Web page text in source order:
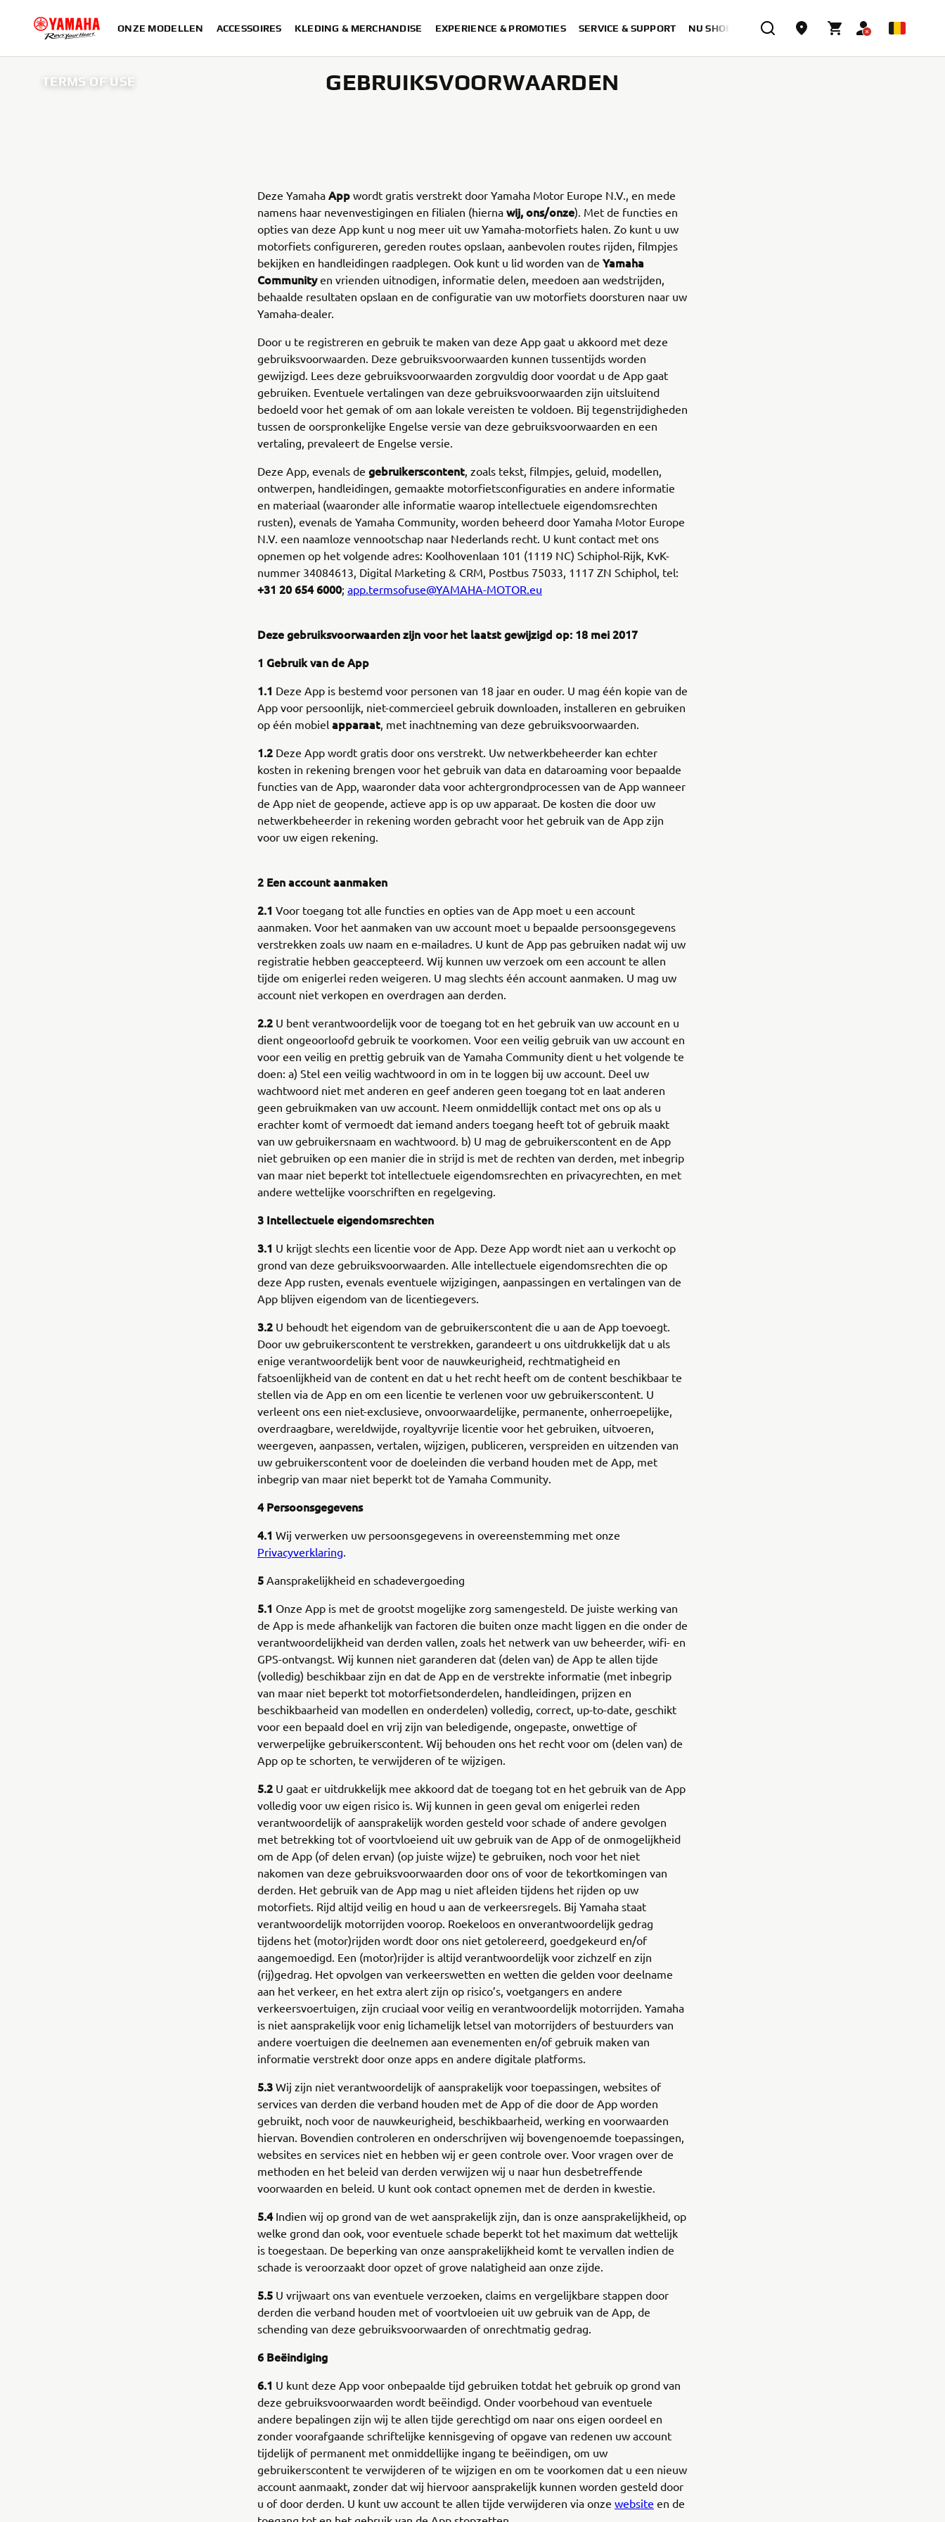
ONZE MODELLEN ACCESSOIRES KLEDING & MERCHANDISE EXPERIENCE & PROMOTIES SERVICE & SUPPORT NU SHOPPEN
TERMS OF USE GEBRUIKSVOORWAARDEN
Deze Yamaha App wordt gratis verstrekt door Yamaha Motor Europe N.V., en mede
namens haar nevenvestigingen en filialen (hierna wij, ons/onze). Met de functies en
opties van deze App kunt u nog meer uit uw Yamaha-motorfiets halen. Zo kunt u uw
motorfiets configureren, gereden routes opslaan, aanbevolen routes rijden, filmpjes
bekijken en handleidingen raadplegen. Ook kunt u lid worden van de Yamaha
Communityen vrienden uitnodigen, informatie delen, meedoen aan wedstrijden,
behaalde resultaten opslaan en de configuratie van uw motorfiets doorsturen naar uw
Yamaha-dealer.
Door u te registreren en gebruik te maken van deze App gaat u akkoord met deze
gebruiksvoorwaarden. Deze gebruiksvoorwaarden kunnen tussentijds worden
gewijzigd. Lees deze gebruiksvoorwaarden zorgvuldig door voordat u de App gaat
gebruiken. Eventuele vertalingen van deze gebruiksvoorwaarden zijn uitsluitend
bedoeld voor het gemak of om aan lokale vereisten te voldoen. Bij tegenstrijdigheden
tussen de oorspronkelijke Engelse versie van deze gebruiksvoorwaarden en een
vertaling, prevaleert de Engelse versie.
Deze App, evenals de gebruikerscontent, zoals tekst, filmpjes, geluid, modellen,
ontwerpen, handleidingen, gemaakte motorfietsconfiguraties en andere informatie
en materiaal (waaronder alle informatie waarop intellectuele eigendomsrechten
rusten), evenals de Yamaha Community, worden beheerd door Yamaha Motor Europe
N.V. een naamloze vennootschap naar Nederlands recht. U kunt contact met ons
opnemen op het volgende adres: Koolhovenlaan 101 (1119 NC) Schiphol-Rijk, KvK-
nummer 34084613, Digital Marketing & CRM, Postbus 75033, 1117 ZN Schiphol, tel:
+31 20 654 6000; app.termsofuse@YAMAHA-MOTOR.eu
Deze gebruiksvoorwaarden zijn voor het laatst gewijzigd op: 18 mei 2017
1 Gebruik van de App
1.1 Deze App is bestemd voor personen van 18 jaar en ouder. U mag één kopie van de
App voor persoonlijk, niet-commercieel gebruik downloaden, installeren en gebruiken
op één mobiel apparaat, met inachtneming van deze gebruiksvoorwaarden.
1.2 Deze App wordt gratis door ons verstrekt. Uw netwerkbeheerder kan echter
kosten in rekening brengen voor het gebruik van data en dataroaming voor bepaalde
functies van de App, waaronder data voor achtergrondprocessen van de App wanneer
de App niet de geopende, actieve app is op uw apparaat. De kosten die door uw
netwerkbeheerder in rekening worden gebracht voor het gebruik van de App zijn
voor uw eigen rekening.
2 Een account aanmaken
2.1 Voor toegang tot alle functies en opties van de App moet u een account
aanmaken. Voor het aanmaken van uw account moet u bepaalde persoonsgegevens
verstrekken zoals uw naam en e-mailadres. U kunt de App pas gebruiken nadat wij uw
registratie hebben geaccepteerd. Wij kunnen uw verzoek om een account te allen
tijde om enigerlei reden weigeren. U mag slechts één account aanmaken. U mag uw
account niet verkopen en overdragen aan derden.
2.2 U bent verantwoordelijk voor de toegang tot en het gebruik van uw account en u
dient ongeoorloofd gebruik te voorkomen. Voor een veilig gebruik van uw account en
voor een veilig en prettig gebruik van de Yamaha Community dient u het volgende te
doen: a) Stel een veilig wachtwoord in om in te loggen bij uw account. Deel uw
wachtwoord niet met anderen en geef anderen geen toegang tot en laat anderen
geen gebruikmaken van uw account. Neem onmiddellijk contact met ons op als u
erachter komt of vermoedt dat iemand anders toegang heeft tot of gebruik maakt
van uw gebruikersnaam en wachtwoord. b) U mag de gebruikerscontent en de App
niet gebruiken op een manier die in strijd is met de rechten van derden, met inbegrip
van maar niet beperkt tot intellectuele eigendomsrechten en privacyrechten, en met
andere wettelijke voorschriften en regelgeving.
3 Intellectuele eigendomsrechten
3.1 U krijgt slechts een licentie voor de App. Deze App wordt niet aan u verkocht op
grond van deze gebruiksvoorwaarden. Alle intellectuele eigendomsrechten die op
deze App rusten, evenals eventuele wijzigingen, aanpassingen en vertalingen van de
App blijven eigendom van de licentiegevers.
3.2 U behoudt het eigendom van de gebruikerscontent die u aan de App toevoegt.
Door uw gebruikerscontent te verstrekken, garandeert u ons uitdrukkelijk dat u als
enige verantwoordelijk bent voor de nauwkeurigheid, rechtmatigheid en
fatsoenlijkheid van de content en dat u het recht heeft om de content beschikbaar te
stellen via de App en om een licentie te verlenen voor uw gebruikerscontent. U
verleent ons een niet-exclusieve, onvoorwaardelijke, permanente, onherroepelijke,
overdraagbare, wereldwijde, royaltyvrije licentie voor het gebruiken, uitvoeren,
weergeven, aanpassen, vertalen, wijzigen, publiceren, verspreiden en uitzenden van
uw gebruikerscontent voor de doeleinden die verband houden met de App, met
inbegrip van maar niet beperkt tot de Yamaha Community.
4 Persoonsgegevens
4.1 Wij verwerken uw persoonsgegevens in overeenstemming met onze
Privacyverklaring.
5 Aansprakelijkheid en schadevergoeding
5.1 Onze App is met de grootst mogelijke zorg samengesteld. De juiste werking van
de App is mede afhankelijk van factoren die buiten onze macht liggen en die onder de
verantwoordelijkheid van derden vallen, zoals het netwerk van uw beheerder, wifi- en
GPS-ontvangst. Wij kunnen niet garanderen dat (delen van) de App te allen tijde
(volledig) beschikbaar zijn en dat de App en de verstrekte informatie (met inbegrip
van maar niet beperkt tot motorfietsonderdelen, handleidingen, prijzen en
beschikbaarheid van modellen en onderdelen) volledig, correct, up-to-date, geschikt
voor een bepaald doel en vrij zijn van beledigende, ongepaste, onwettige of
verwerpelijke gebruikerscontent. Wij behouden ons het recht voor om (delen van) de
App op te schorten, te verwijderen of te wijzigen.
5.2 U gaat er uitdrukkelijk mee akkoord dat de toegang tot en het gebruik van de App
volledig voor uw eigen risico is. Wij kunnen in geen geval om enigerlei reden
verantwoordelijk of aansprakelijk worden gesteld voor schade of andere gevolgen
met betrekking tot of voortvloeiend uit uw gebruik van de App of de onmogelijkheid
om de App (of delen ervan) (op juiste wijze) te gebruiken, noch voor het niet
nakomen van deze gebruiksvoorwaarden door ons of voor de tekortkomingen van
derden. Het gebruik van de App mag u niet afleiden tijdens het rijden op uw
motorfiets. Rijd altijd veilig en houd u aan de verkeersregels. Bij Yamaha staat
verantwoordelijk motorrijden voorop. Roekeloos en onverantwoordelijk gedrag
tijdens het (motor)rijden wordt door ons niet getolereerd, goedgekeurd en/of
aangemoedigd. Een (motor)rijder is altijd verantwoordelijk voor zichzelf en zijn
(rij)gedrag. Het opvolgen van verkeerswetten en wetten die gelden voor deelname
aan het verkeer, en het extra alert zijn op risico’s, voetgangers en andere
verkeersvoertuigen, zijn cruciaal voor veilig en verantwoordelijk motorrijden. Yamaha
is niet aansprakelijk voor enig lichamelijk letsel van motorrijders of bestuurders van
andere voertuigen die deelnemen aan evenementen en/of gebruik maken van
informatie verstrekt door onze apps en andere digitale platforms.
5.3 Wij zijn niet verantwoordelijk of aansprakelijk voor toepassingen, websites of
services van derden die verband houden met de App of die door de App worden
gebruikt, noch voor de nauwkeurigheid, beschikbaarheid, werking en voorwaarden
hiervan. Bovendien controleren en onderschrijven wij bovengenoemde toepassingen,
websites en services niet en hebben wij er geen controle over. Voor vragen over de
methoden en het beleid van derden verwijzen wij u naar hun desbetreffende
voorwaarden en beleid. U kunt ook contact opnemen met de derden in kwestie.
5.4Indien wij op grond van de wet aansprakelijk zijn, dan is onze aansprakelijkheid, op
welke grond dan ook, voor eventuele schade beperkt tot het maximum dat wettelijk
is toegestaan. De beperking van onze aansprakelijkheid komt te vervallen indien de
schade is veroorzaakt door opzet of grove nalatigheid aan onze zijde.
5.5 U vrijwaart ons van eventuele verzoeken, claims en vergelijkbare stappen door
derden die verband houden met of voortvloeien uit uw gebruik van de App, de
schending van deze gebruiksvoorwaarden of onrechtmatig gedrag.
6 Beëindiging
6.1 U kunt deze App voor onbepaalde tijd gebruiken totdat het gebruik op grond van
deze gebruiksvoorwaarden wordt beëindigd. Onder voorbehoud van eventuele
andere bepalingen zijn wij te allen tijde gerechtigd om naar ons eigen oordeel en
zonder voorafgaande schriftelijke kennisgeving of opgave van redenen uw account
tijdelijk of permanent met onmiddellijke ingang te beëindigen, om uw
gebruikerscontent te verwijderen of te wijzigen en om te voorkomen dat u een nieuw
account aanmaakt, zonder dat wij hiervoor aansprakelijk kunnen worden gesteld door
u of door derden. U kunt uw account te allen tijde verwijderen via onze website en de